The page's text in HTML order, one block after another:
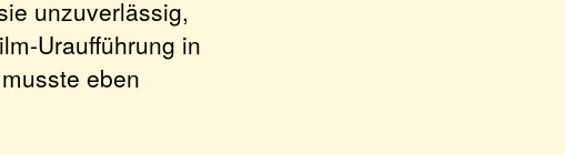
unzuverlässig,
Uraufführung in
eben